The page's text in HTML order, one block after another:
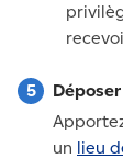
un lieu